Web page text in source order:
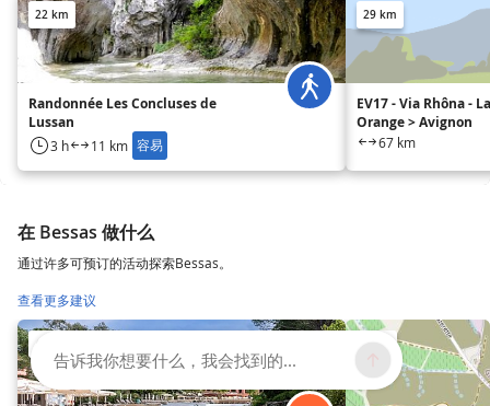
22 km
Randonnée Les Concluses de
Lussan
3 h 11 km 容易
29 km
EV17 - Via Rhôna -
Orange > Avignon
67 km
在 Bessas 做什么
通过许多可预订的活动探索Bessas。
查看更多建议
4.6 km 5 km
告诉我你想要什么，我会找到的...